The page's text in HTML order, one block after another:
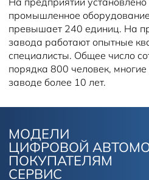
промышленное
превышает 240 единиц. На
завода работают опытные
специалисты. Общее число
порядка 800 человек,
заводе более 10 лет.
МОДЕЛИ
ЦИФРОВОЙ
ПОКУПАТЕЛЯМ
СЕРВИС